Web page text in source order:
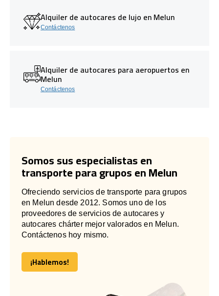
Alquiler de autocares de lujo en Melun
Contáctenos
Alquiler de autocares para aeropuertos en
Melun
Contáctenos
Somos sus especialistas en
transporte para grupos en Melun
Ofreciendo servicios de transporte para grupos
en Melun desde 2012. Somos uno de los
proveedores de servicios de autocares y
autocares chárter mejor valorados en Melun.
Contáctenos hoy mismo.
¡Hablemos!
¡Hablemos!